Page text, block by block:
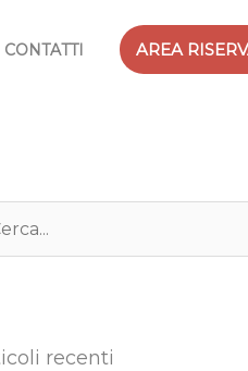
CONTATTI AREA
recenti